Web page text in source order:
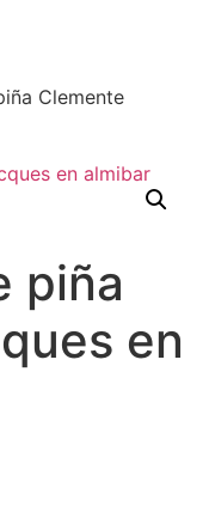
Clemente
piña
en